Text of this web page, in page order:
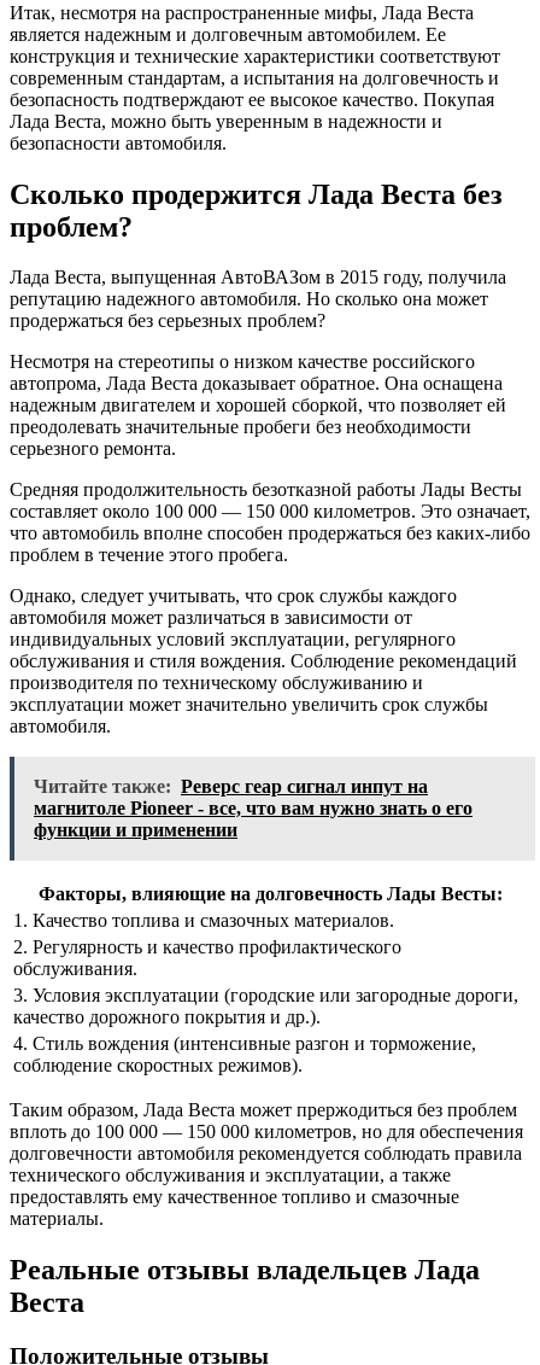
Итак, несмотря на распространенные мифы, Лада Веста
является надежным и долговечным автомобилем. Ее
конструкция и технические характеристики соответствуют
современным стандартам, а испытания на долговечность и
безопасность подтверждают ее высокое качество. Покупая
Лада Веста, можно быть уверенным в надежности и
безопасности автомобиля.
Сколько продержится Лада Веста без
проблем?
Лада Веста, выпущенная АвтоВАЗом в 2015 году, получила
репутацию надежного автомобиля. Но сколько она может
продержаться без серьезных проблем?
Несмотря на стереотипы о низком качестве российского
автопрома, Лада Веста доказывает обратное. Она оснащена
надежным двигателем и хорошей сборкой, что позволяет ей
преодолевать значительные пробеги без необходимости
серьезного ремонта.
Средняя продолжительность безотказной работы Лады Весты
составляет около 100 000 — 150 000 километров. Это означает,
что автомобиль вполне способен продержаться без каких-либо
проблем в течение этого пробега.
Однако, следует учитывать, что срок службы каждого
автомобиля может различаться в зависимости от
индивидуальных условий эксплуатации, регулярного
обслуживания и стиля вождения. Соблюдение рекомендаций
производителя по техническому обслуживанию и
эксплуатации может значительно увеличить срок службы
автомобиля.
Читайте также: Реверс геар сигнал инпут на
магнитоле Pioneer - все, что вам нужно знать о его
функции и применении
Факторы, влияющие на долговечность Лады Весты:
1. Качество топлива и смазочных материалов.
2. Регулярность и качество профилактического
обслуживания.
3. Условия эксплуатации (городские или загородные дороги,
качество дорожного покрытия и др.).
4. Стиль вождения (интенсивные разгон и торможение,
соблюдение скоростных режимов).
Таким образом, Лада Веста может прержодиться без проблем
вплоть до 100 000 — 150 000 километров, но для обеспечения
долговечности автомобиля рекомендуется соблюдать правила
технического обслуживания и эксплуатации, а также
предоставлять ему качественное топливо и смазочные
материалы.
Реальные отзывы владельцев Лада
Веста
Положительные отзывы